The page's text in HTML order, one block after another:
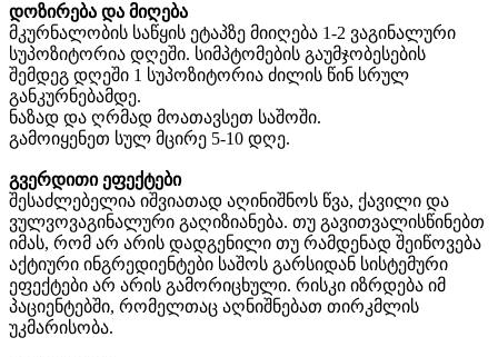
დოზირება და მიღება
მკურნალობის საწყის ეტაპზე მიიღება 1-2 ვაგინალური
სუპოზიტორია დღეში. სიმპტომების გაუმჯობესების
შემდეგ დღეში 1 სუპოზიტორია ძილის წინ სრულ
განკურნებამდე.
ნაზად და ღრმად მოათავსეთ საშოში.
გამოიყენეთ სულ მცირე 5-10 დღე.
გვერდითი ეფექტები
შესაძლებელია იშვიათად აღინიშნოს წვა, ქავილი და
ვულვოვაგინალური გაღიზიანება. თუ გავითვალისწინებთ
იმას, რომ არ არის დადგენილი თუ რამდენად შეიწოვება
აქტიური ინგრედიენტები საშოს გარსიდან სისტემური
ეფექტები არ არის გამორიცხული. რისკი იზრდება იმ
პაციენტებში, რომელთაც აღნიშნებათ თირკმლის
უკმარისობა.